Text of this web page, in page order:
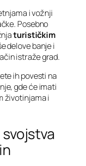
i vožnji
Posebno
turističkim
delove banje i
istraže grad.
ih povesti na
gde će imati
životinjama i